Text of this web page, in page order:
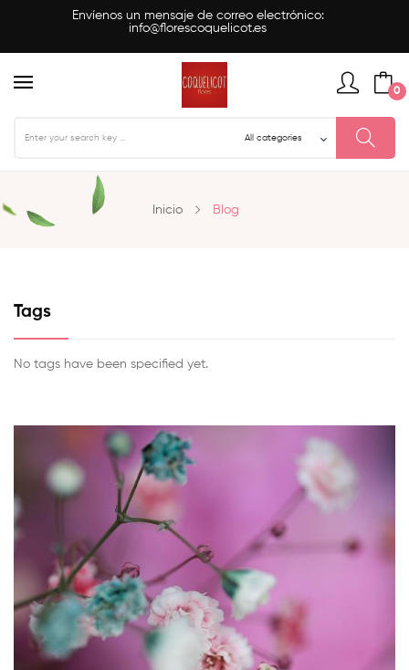
Envíenos un mensaje de correo electrónico:
info@florescoquelicot.es
0
Inicio Blog
Tags
No tags have been specified yet.